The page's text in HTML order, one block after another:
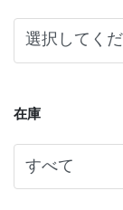
在庫